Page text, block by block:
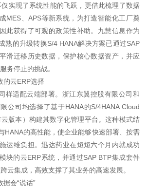
实现了系统性能的飞跃，更借此梳理了数据
MES、APS等新系统，为打造智能化工厂奠
此获得了可观的政策性补助。九慧信息作为
熟的升级转换S/4 HANA解决方案已通过SAP
滑迁移历史数据，保护核心数据资产，并应
务停止的挑战。
的云ERP选择
样适配云端部署。浙江东翼控股有限公司和
公司均选择了基于HANA的S/4HANA Cloud
版本）构建其数字化管理平台。这种模式结
HANA的高性能，使企业能够快速部署、按需
运维负担。迅达药业在短短六个月内就成功
块的云ERP系统，并通过SAP BTP集成套件
云集成，高效支撑了其业务的高速发展。
会“说话”